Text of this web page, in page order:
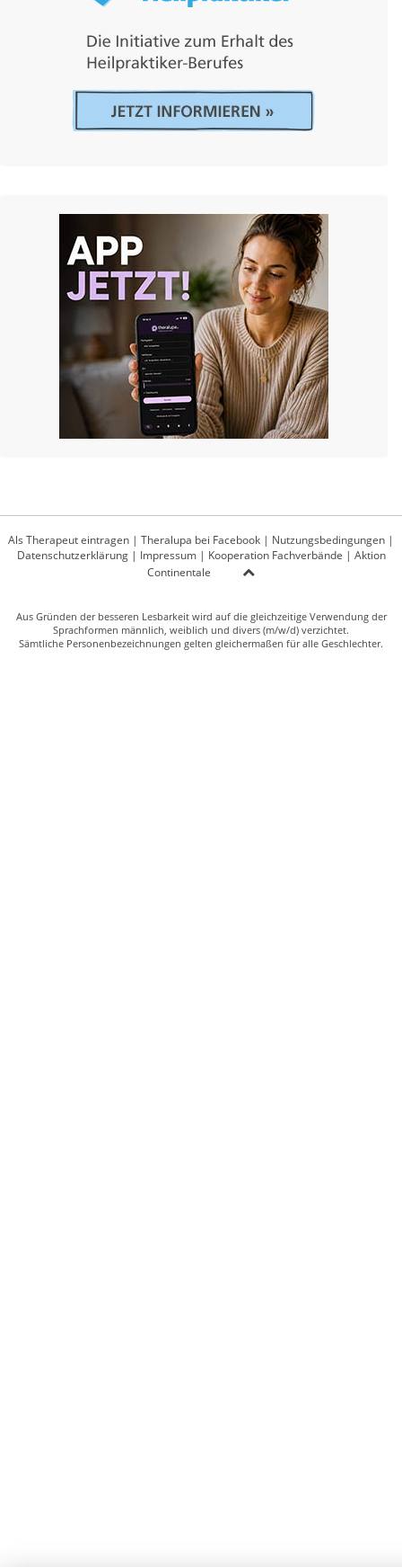
Als Therapeut eintragen | Theralupa bei Facebook | Nutzungsbedingungen |
Datenschutzerklärung| Impressum| Kooperation Fachverbände | Aktion
Continentale
Aus Gründen der besseren Lesbarkeit wird auf die gleichzeitige Verwendung der
Sprachformen männlich, weiblich und divers (m/w/d) verzichtet.
Sämtliche Personenbezeichnungen gelten gleichermaßen für alle Geschlechter.